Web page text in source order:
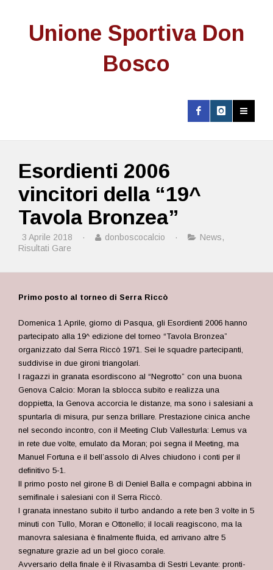
Unione Sportiva Don
Bosco
Esordienti 2006
vincitori della “19^
Tavola Bronzea”
3 Aprile 2018 · donboscocalcio · News,
Risultati Gare
Primo posto al torneo di Serra Riccò
Domenica 1 Aprile, giorno di Pasqua, gli Esordienti 2006 hanno
partecipato alla 19^ edizione del torneo “Tavola Bronzea”
organizzato dal Serra Riccò 1971. Sei le squadre partecipanti,
suddivise in due gironi triangolari.
I ragazzi in granata esordiscono al “Negrotto” con una buona
Genova Calcio: Moran la sblocca subito e realizza una
doppietta, la Genova accorcia le distanze, ma sono i salesiani a
spuntarla di misura, pur senza brillare. Prestazione cinica anche
nel secondo incontro, con il Meeting Club Vallesturla: Lemus va
in rete due volte, emulato da Moran; poi segna il Meeting, ma
Manuel Fortuna e il bell’assolo di Alves chiudono i conti per il
definitivo 5-1.
Il primo posto nel girone B di Deniel Balla e compagni abbina in
semifinale i salesiani con il Serra Riccò.
I granata innestano subito il turbo andando a rete ben 3 volte in 5
minuti con Tullo, Moran e Ottonello; il locali reagiscono, ma la
manovra salesiana è finalmente fluida, ed arrivano altre 5
segnature grazie ad un bel gioco corale.
Avversario della finale è il Rivasamba di Sestri Levante: pronti-